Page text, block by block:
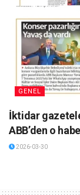
GENEL
İktidar
ABB’den o
2026-03-30